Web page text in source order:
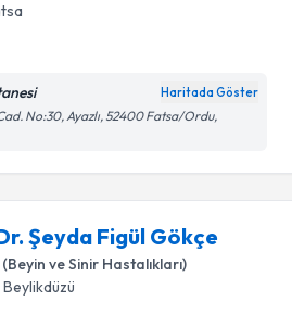
Haritada Göster
No:30, Ayazlı, 52400 Fatsa/Ordu,
Şeyda Figül Gökçe
ve Sinir Hastalıkları)
, Beylikdüzü